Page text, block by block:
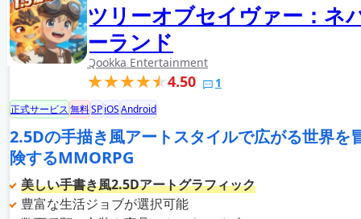
ツリーオブセイヴァー：ネ
ーランド
Qookka Entertainment
4.50 1
正式サービス無料SPiOSAndroid
2.5Dの手描き風アートスタイルで広がる世界を
険するMMORPG
美しい手書き風2.5Dアートグラフィック
豊富な生活ジョブが選択可能